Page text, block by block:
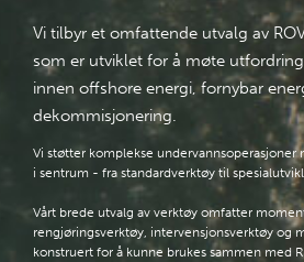
Vi tilbyr et omfattende utvalg av
som er utviklet for å møte
innen offshore energi, fornybar
dekommisjonering.
Vi støtter komplekse
i sentrum - fra standardverktøy til
Vårt brede utvalg av verktøy omfatter
rengjøringsverktøy, intervensjonsverktøy og
konstruert for å kunne brukes sammen med